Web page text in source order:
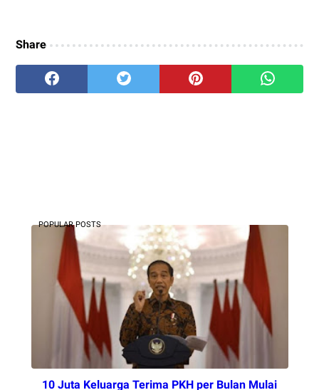
Share
POPULAR POSTS
10 Juta Keluarga Terima PKH per Bulan Mulai